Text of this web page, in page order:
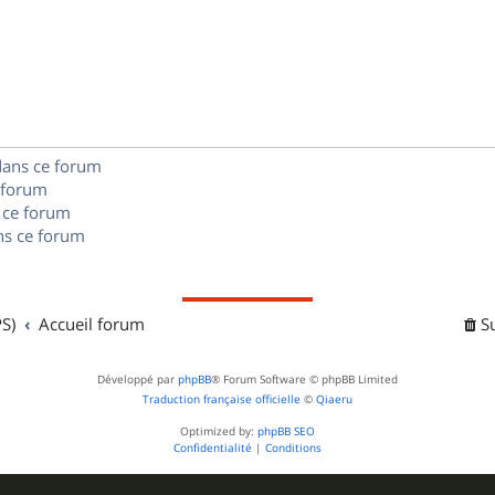
ce forum
forum
ce forum
Accueil forum
Développé par phpBB® Forum Software © phpBB Limited
Traduction française officielle © Qiaeru
Optimized by: phpBB SEO
Confidentialité | Conditions